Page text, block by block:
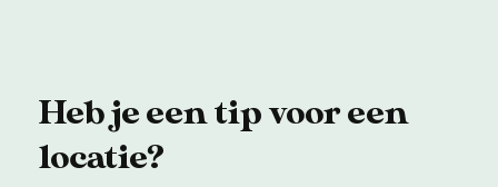
Heb je een tip voor een
locatie?